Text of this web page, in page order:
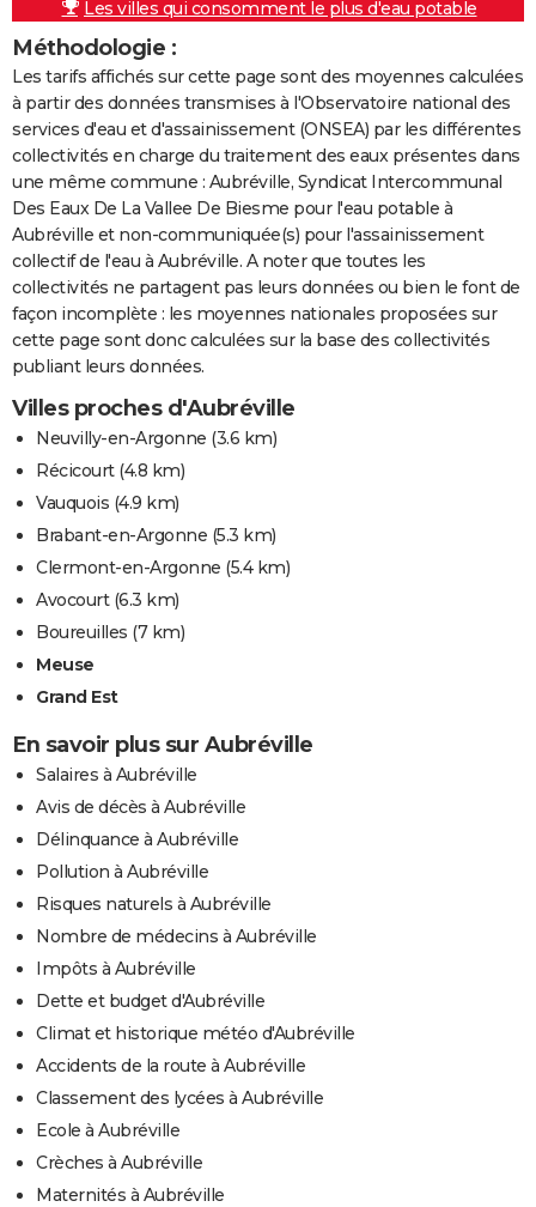
Les villes qui consomment le plus d'eau potable
Méthodologie :
Les tarifs affichés sur cette page sont des moyennes calculées
à partir des données transmises à l'Observatoire national des
services d'eau et d'assainissement (ONSEA) par les différentes
collectivités en charge du traitement des eaux présentes dans
une même commune : Aubréville, Syndicat Intercommunal
Des Eaux De La Vallee De Biesme pour l'eau potable à
Aubréville et non-communiquée(s) pour l'assainissement
collectif de l'eau à Aubréville. A noter que toutes les
collectivités ne partagent pas leurs données ou bien le font de
façon incomplète : les moyennes nationales proposées sur
cette page sont donc calculées sur la base des collectivités
publiant leurs données.
Villes proches d'Aubréville
Neuvilly-en-Argonne (3.6 km)
Récicourt(4.8 km)
Vauquois (4.9 km)
Brabant-en-Argonne (5.3 km)
Clermont-en-Argonne (5.4 km)
Avocourt(6.3 km)
Boureuilles (7 km)
Meuse
Grand Est
En savoir plus sur Aubréville
Salaires à Aubréville
Avis de décès à Aubréville
Délinquance à Aubréville
Pollution à Aubréville
Risques naturels à Aubréville
Nombre de médecins à Aubréville
Impôts à Aubréville
Dette et budget d'Aubréville
Climat et historique météo d'Aubréville
Accidents de la route à Aubréville
Classement des lycées à Aubréville
Ecole à Aubréville
Crèches à Aubréville
Maternités à Aubréville